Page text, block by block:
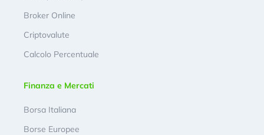
Broker Online
Criptovalute
Calcolo Percentuale
Finanza e Mercati
Borsa Italiana
Borse Europee